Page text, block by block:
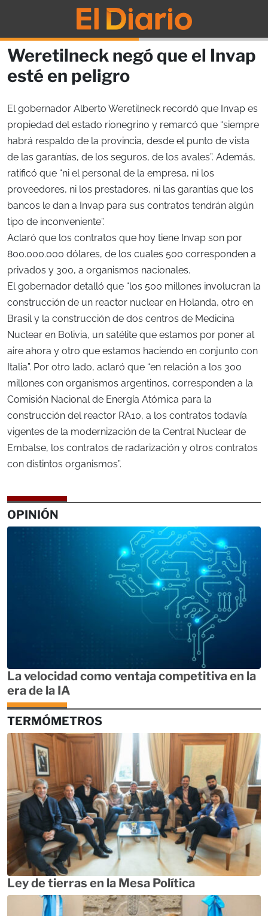
Weretilneck negó que el Invap
esté en peligro
El gobernador Alberto Weretilneck recordó que Invap es
propiedad del estado rionegrino y remarcó que “siempre
habrá respaldo de la provincia, desde el punto de vista
de las garantías, de los seguros, de los avales”. Además,
ratificó que “ni el personal de la empresa, ni los
proveedores, ni los prestadores, ni las garantías que los
bancos le dan a Invap para sus contratos tendrán algún
tipo de inconveniente”.
Aclaró que los contratos que hoy tiene Invap son por
800.000.000 dólares, de los cuales 500 corresponden a
privados y 300, a organismos nacionales.
El gobernador detalló que “los 500 millones involucran la
construcción de un reactor nuclear en Holanda, otro en
Brasil y la construcción de dos centros de Medicina
Nuclear en Bolivia, un satélite que estamos por poner al
aire ahora y otro que estamos haciendo en conjunto con
Italia”. Por otro lado, aclaró que “en relación a los 300
millones con organismos argentinos, corresponden a la
Comisión Nacional de Energía Atómica para la
construcción del reactor RA10, a los contratos todavía
vigentes de la modernización de la Central Nuclear de
Embalse, los contratos de radarización y otros contratos
con distintos organismos”.
OPINIÓN
La velocidad como ventaja competitiva en la
era de la IA
TERMÓMETROS
Ley de tierras en la Mesa Política